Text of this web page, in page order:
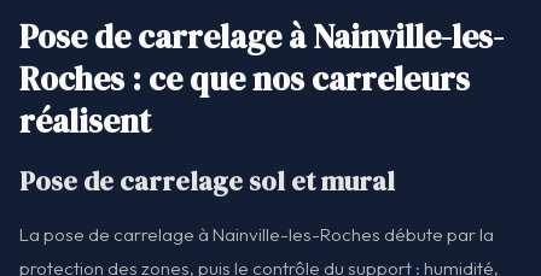
Pose de carrelage à Nainville-les-
Roches : ce que nos carreleurs
réalisent
Pose de carrelage sol et mural
La pose de carrelage à Nainville-les-Roches débute par la
protection des zones, puis le contrôle du support : humidité,